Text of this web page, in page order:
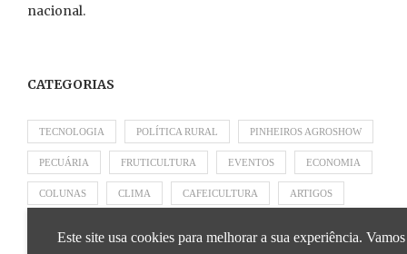
nacional.
CATEGORIAS
TECNOLOGIA POLÍTICA RURAL PINHEIROS AGROSHOW
PECUÁRIA FRUTICULTURA EVENTOS ECONOMIA
COLUNAS CLIMA CAFEICULTURA ARTIGOS
Este site usa cookies para melhorar a sua experiência. Vamos